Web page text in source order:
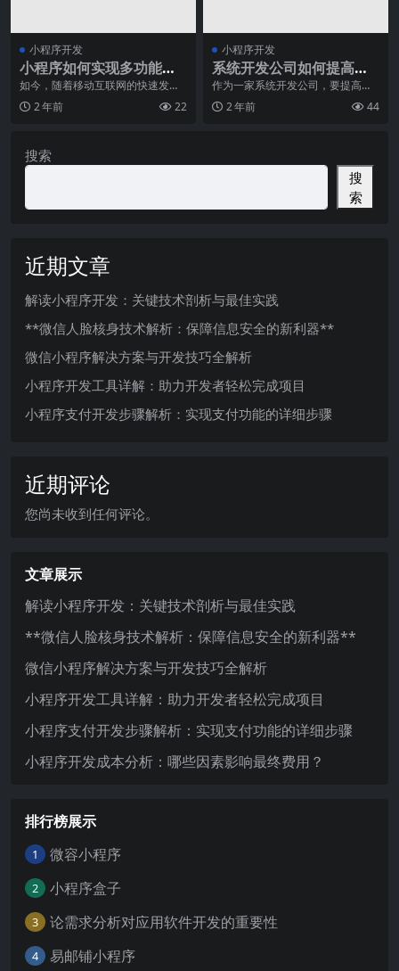
小程序开发
小程序如何实现多功能定
制化？
如今，随着移动互联网的快速发
展，小程序已经成为人们生活中不
可或缺的一部分。作为一
2 年前 22
小程序开发
系统开发公司如何提高软
件开发的质量与效率？
作为一家系统开发公司，要提高软
件开发的质量与效率，是我们不断
努力的目标。在当今竞
2 年前 44
搜索
搜
索
近期文章
解读小程序开发：关键技术剖析与最佳实践
**微信人脸核身技术解析：保障信息安全的新利器**
微信小程序解决方案与开发技巧全解析
小程序开发工具详解：助力开发者轻松完成项目
小程序支付开发步骤解析：实现支付功能的详细步骤
近期评论
您尚未收到任何评论。
文章展示
解读小程序开发：关键技术剖析与最佳实践
**微信人脸核身技术解析：保障信息安全的新利器**
微信小程序解决方案与开发技巧全解析
小程序开发工具详解：助力开发者轻松完成项目
小程序支付开发步骤解析：实现支付功能的详细步骤
小程序开发成本分析：哪些因素影响最终费用？
排行榜展示
1 微容小程序
2 小程序盒子
3 论需求分析对应用软件开发的重要性
4 易邮铺小程序